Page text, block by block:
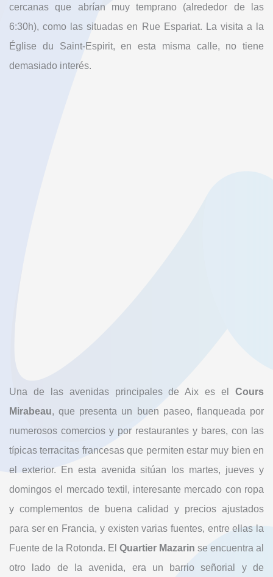
cercanas que abrían muy temprano (alrededor de las
6:30h), como las situadas en Rue Espariat. La visita a la
Église du Saint-Espirit, en esta misma calle, no tiene
demasiado interés.
Una de las avenidas principales de Aix es el Cours
Mirabeau, que presenta un buen paseo, flanqueada por
numerosos comercios y por restaurantes y bares, con las
típicas terracitas francesas que permiten estar muy bien en
el exterior. En esta avenida sitúan los martes, jueves y
domingos el mercado textil, interesante mercado con ropa
y complementos de buena calidad y precios ajustados
para ser en Francia, y existen varias fuentes, entre ellas la
Fuente de la Rotonda. El Quartier Mazarin se encuentra al
otro lado de la avenida, era un barrio señorial y de